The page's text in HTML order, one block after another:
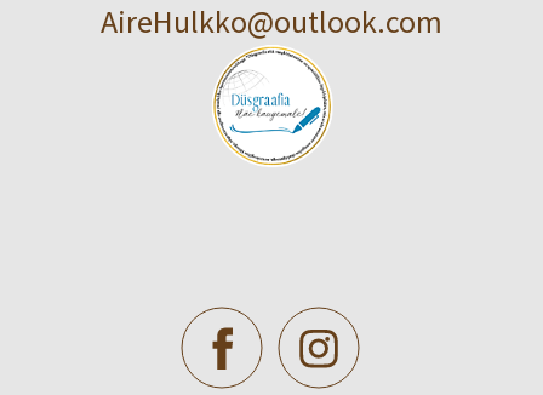
AireHulkko@outlook.com